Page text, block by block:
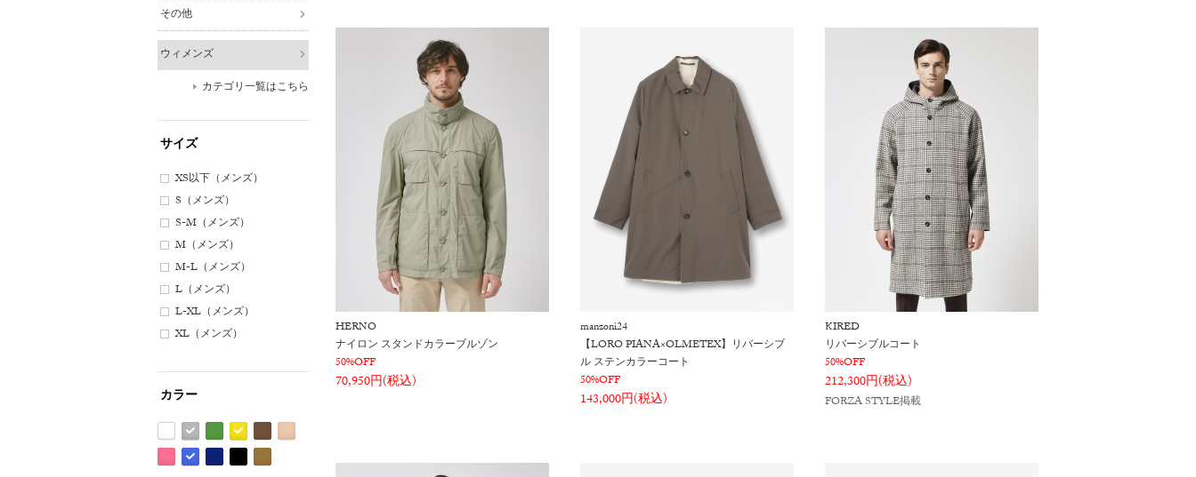
その他
ウィメンズ
カテゴリ一覧はこちら
サイズ
XS以下（メンズ）
S（メンズ）
S-M（メンズ）
M（メンズ）
M-L（メンズ）
L（メンズ）
L-XL（メンズ）
XL（メンズ）
カラー
ホ
ワ
グ
レ
グ
リ
イ
エ
ブ
ラ
HERNO
ナイロン スタンドカラーブルゾン
50%OFF
70,950円(税込)
manzoni24
【LORO PIANA×OLMETEX】リバーシブ
ル ステンカラーコート
50%OFF
143,000円(税込)
KIRED
リバーシブルコート
50%OFF
212,300円(税込)
FORZA STYLE掲載